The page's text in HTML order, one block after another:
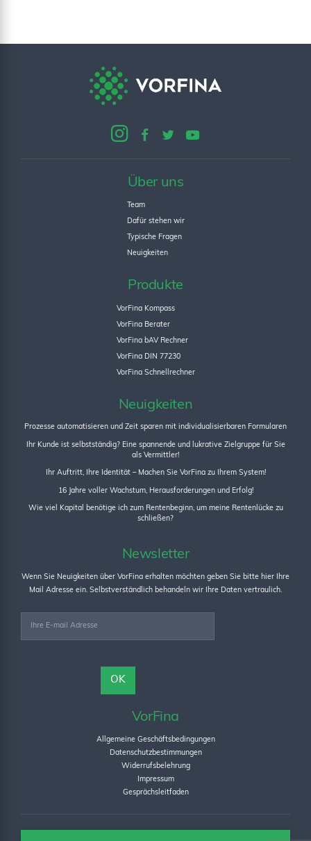
Über uns
Team
Dafür stehen wir
Typische Fragen
Neuigkeiten
Produkte
VorFina Kompass
VorFina Berater
VorFina bAV Rechner
VorFina DIN 77230
VorFina Schnellrechner
Neuigkeiten
Prozesse automatisieren und Zeit sparen mit individualisierbaren Formularen
Ihr Kunde ist selbstständig? Eine spannende und lukrative Zielgruppe für Sie
als Vermittler!
Ihr Auftritt, Ihre Identität – Machen Sie VorFina zu Ihrem System!
16 Jahre voller Wachstum, Herausforderungen und Erfolg!
Wie viel Kapital benötige ich zum Rentenbeginn, um meine Rentenlücke zu
schließen?
Newsletter
Wenn Sie Neuigkeiten über VorFina erhalten möchten geben Sie bitte hier Ihre
Mail Adresse ein. Selbstverständlich behandeln wir Ihre Daten vertraulich.
VorFina
Allgemeine Geschäftsbedingungen
Datenschutzbestimmungen
Widerrufsbelehrung
Impressum
Gesprächsleitfaden